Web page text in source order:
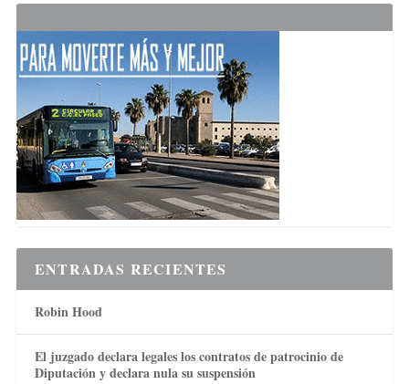
ENTRADAS RECIENTES
Robin Hood
El juzgado declara legales los contratos de patrocinio de
Diputación y declara nula su suspensión